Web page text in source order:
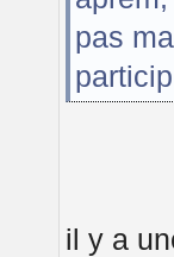
pas
il y a